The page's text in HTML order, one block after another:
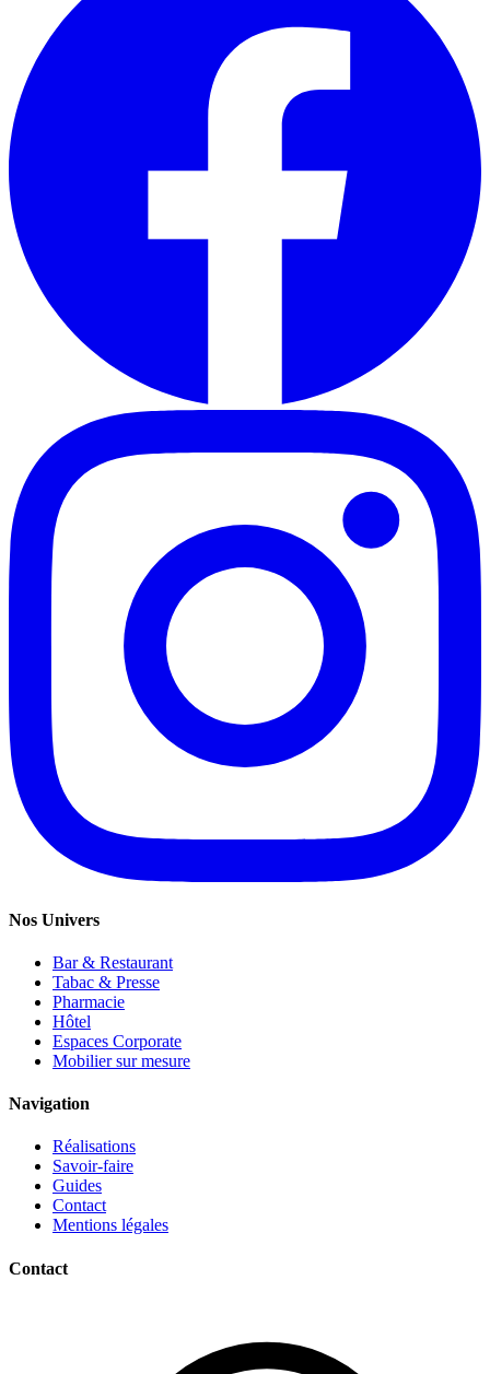
Nos Univers
Bar & Restaurant
Tabac & Presse
Pharmacie
Hôtel
Espaces Corporate
Mobilier sur mesure
Navigation
Réalisations
Savoir-faire
Guides
Contact
Mentions légales
Contact